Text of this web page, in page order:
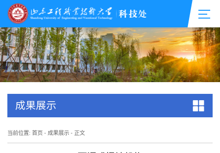
成果展示
当前位置: 首页 - 成果展示 - 正文